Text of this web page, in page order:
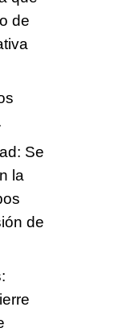
de
Se
la
de